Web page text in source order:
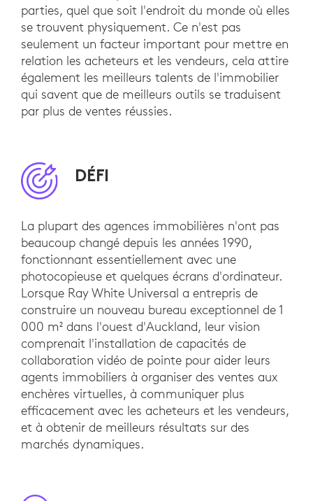
parties, quel que soit l'endroit du monde où elles
se trouvent physiquement. Ce n'est pas
seulement un facteur important pour mettre en
relation les acheteurs et les vendeurs, cela attire
également les meilleurs talents de l'immobilier
qui savent que de meilleurs outils se traduisent
par plus de ventes réussies.
DÉFI
La plupart des agences immobilières n'ont pas
beaucoup changé depuis les années 1990,
fonctionnant essentiellement avec une
photocopieuse et quelques écrans d'ordinateur.
Lorsque Ray White Universal a entrepris de
construire un nouveau bureau exceptionnel de 1
000 m² dans l'ouest d'Auckland, leur vision
comprenait l'installation de capacités de
collaboration vidéo de pointe pour aider leurs
agents immobiliers à organiser des ventes aux
enchères virtuelles, à communiquer plus
efficacement avec les acheteurs et les vendeurs,
et à obtenir de meilleurs résultats sur des
marchés dynamiques.